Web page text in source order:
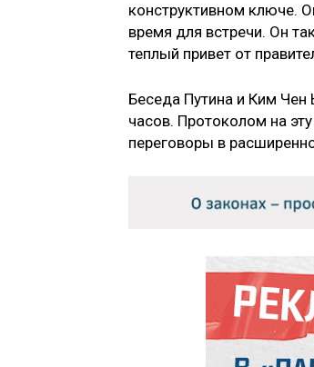
конструктивном ключе.
время для встречи. Он
теплый привет от
Беседа Путина и Ким
часов. Протоколом на
переговоры в